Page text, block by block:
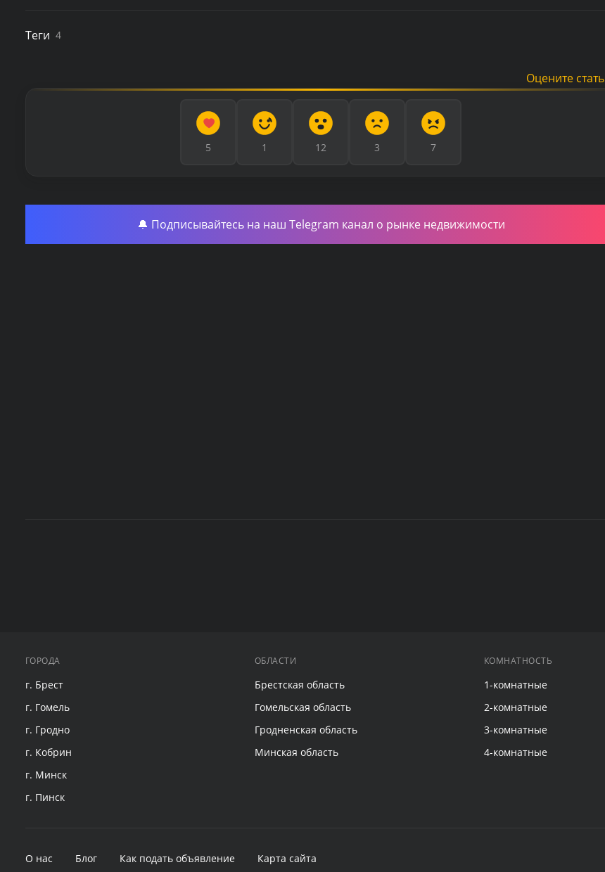
Теги 4
Оцените
5 1 12 3 7
🔔 Подписывайтесь на наш Telegram канал о рынке недвижимости
ГОРОДА
г. Брест
г. Гомель
г. Гродно
г. Кобрин
г. Минск
г. Пинск
ОБЛАСТИ
Брестская область
Гомельская область
Гродненская область
Минская область
КОМНАТНОСТЬ
1-комнатные
2-комнатные
3-комнатные
4-комнатные
О нас Блог Как подать объявление Карта сайта